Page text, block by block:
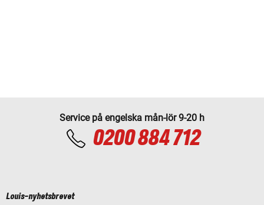
Service på engelska mån-lör 9-20 h
0200 884 712
Louis-nyhetsbrevet